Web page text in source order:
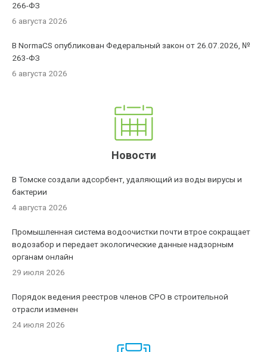
266-ФЗ
6 августа 2026
В NormaCS опубликован Федеральный закон от 26.07.2026, №
263-ФЗ
6 августа 2026
Новости
В Томске создали адсорбент, удаляющий из воды вирусы и
бактерии
4 августа 2026
Промышленная система водоочистки почти втрое сокращает
водозабор и передает экологические данные надзорным
органам онлайн
29 июля 2026
Порядок ведения реестров членов СРО в строительной
отрасли изменен
24 июля 2026